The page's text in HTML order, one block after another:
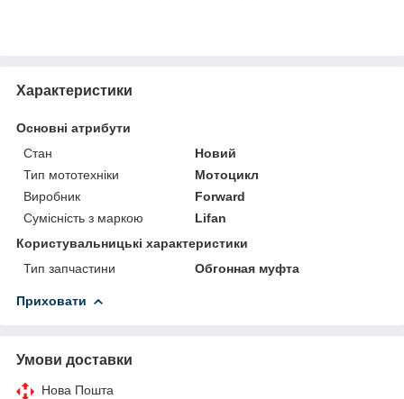
Характеристики
Основні атрибути
Стан
Новий
Тип мототехніки
Мотоцикл
Виробник
Forward
Сумісність з маркою
Lifan
Користувальницькі характеристики
Тип запчастини
Обгонная муфта
Приховати
Умови доставки
Нова Пошта